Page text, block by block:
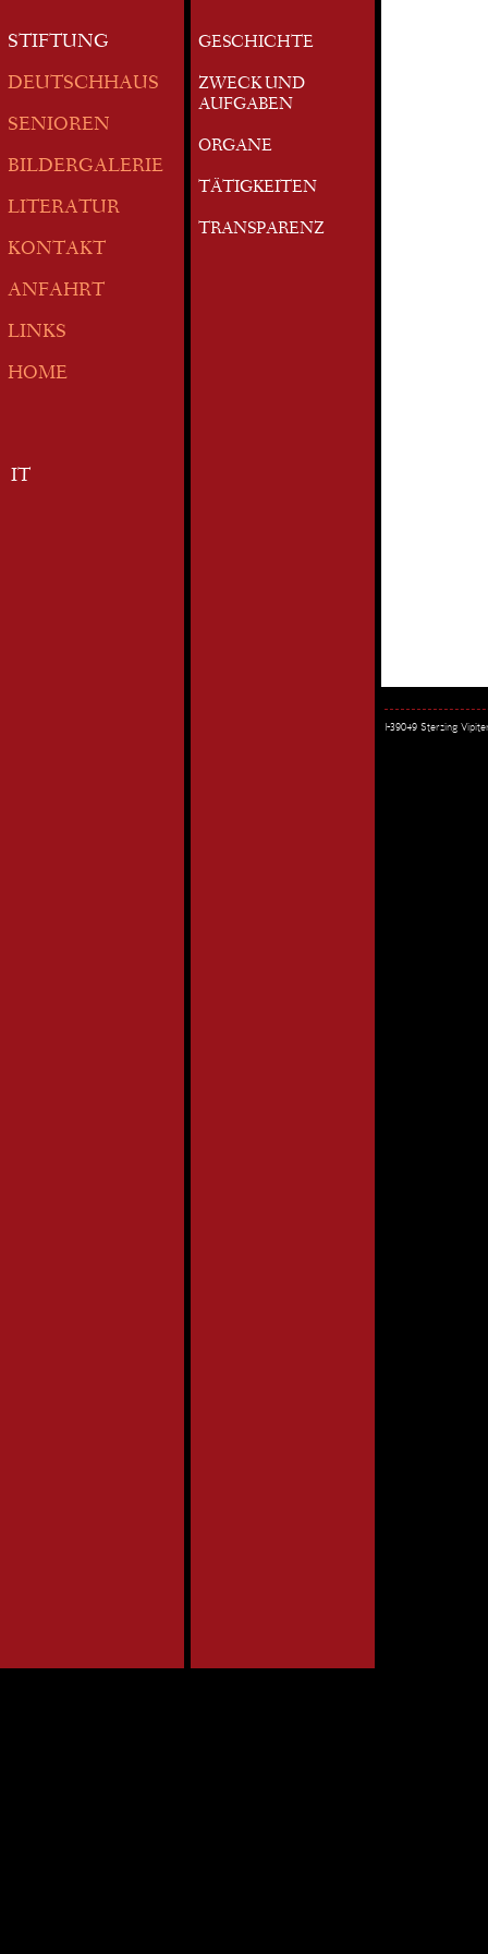
STIFTUNG
DEUTSCHHAUS
SENIOREN
BILDERGALERIE
LITERATUR
KONTAKT
ANFAHRT
LINKS
HOME
IT
GESCHICHTE
ZWECK UND
AUFGABEN
ORGANE
TÄTIGKEITEN
TRANSPARENZ
I-39049 Sterzing